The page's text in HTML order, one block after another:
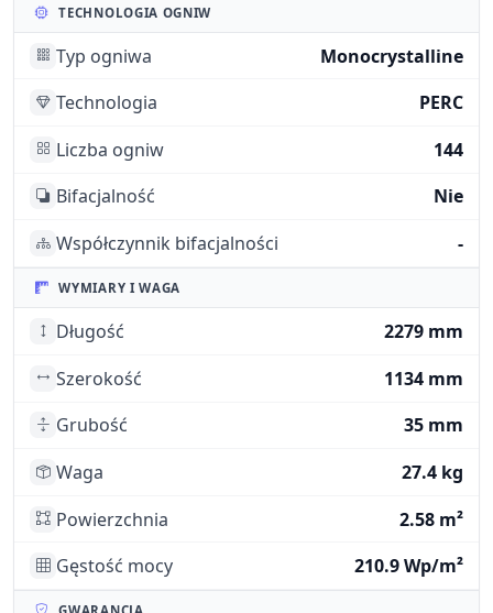
TECHNOLOGIA OGNIW
Typ ogniwa
Monocrystalline
Technologia
PERC
Liczba ogniw
144
Bifacjalność
Nie
Współczynnik bifacjalności
-
WYMIARY I WAGA
Długość
2279 mm
Szerokość
1134 mm
Grubość
35 mm
Waga
27.4 kg
Powierzchnia
2.58 m²
Gęstość mocy
210.9 Wp/m²